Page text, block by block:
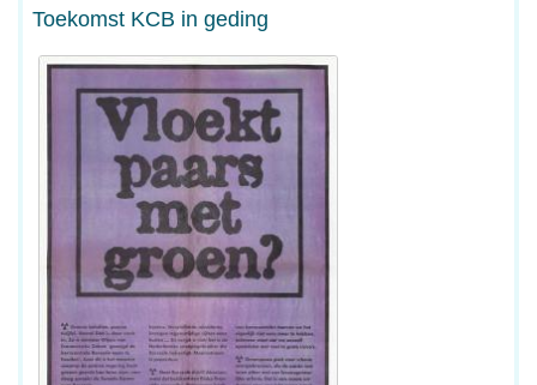
Toekomst KCB in geding